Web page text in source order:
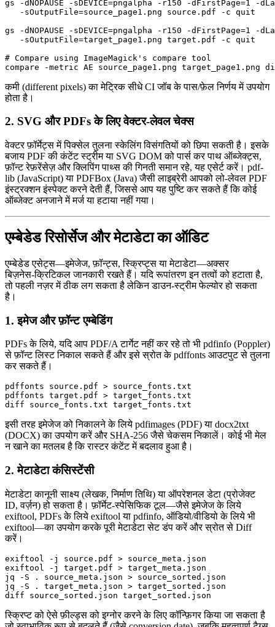
gs -dNOPAUSE -sDEVICE=pngalpha -r150 -dFirstPage=1 -
   -sOutputFile=source_page1.png source.pdf -c quit
gs -dNOPAUSE -sDEVICE=pngalpha -r150 -dFirstPage=1 -
   -sOutputFile=target_page1.png target.pdf -c quit
# Compare using ImageMagick's compare tool
कमी (different pixels) का मेट्रिक सीधे CI जॉब के पास/फ़ेल निर्णय में उपयोग
होता है।
2. SVG और PDFs के लिए वेक्टर‑लेवल चेक्स
वेक्टर फ़ॉर्मेट्स में पिक्सेल तुलना स्केलिंग विसंगतियों को छिपा सकती है। इसके
बजाय PDF की कंटेंट स्ट्रीम या SVG DOM को पार्स कर पाथ ऑब्जेक्ट्स,
फ़ॉन्ट रेफ़रेंसेज़ और क्लिपिंग पाथ्स की गिनती समान रहे, यह एसेर्ट करें। pdf-
lib (JavaScript) या PDFBox (Java) जैसी लाइब्रेरी आपको लो‑लेवल PDF
इंस्ट्रक्शन इंस्पेक्ट करने देती हैं, जिससे आप यह पुष्टि कर सकते हैं कि कोई
ऑब्जेक्ट अनजाने में मर्ज या हटाया नहीं गया।
एम्बेडेड रिसोर्सेज और मेटाडेटा का ऑडिट
एम्बेडेड एसेट्स—इमेजेज, फ़ॉन्ट्स, स्क्रिप्ट्स या मेटाडेटा—अक्सर
बिज़नेस‑क्रिटिकल जानकारी रखते हैं। यदि रूपांतरण इन तत्वों को हटाता है,
तो पहली नज़र में ठीक लग सकता है लेकिन डाउन‑स्ट्रीम फेल्योर हो सकता
है।
1. इमेज और फ़ॉन्ट एम्बेडिंग
PDFs के लिये, यदि आप PDF/A टार्गेट नहीं कर रहे तो भी pdfinfo (Poppler)
से फ़ॉन्ट लिस्ट निकाल सकते हैं और इसे स्रोत केpdffonts आउटपुट से तुलना
कर सकते हैं।
pdffonts source.pdf > source_fonts.txt
pdffonts target.pdf > target_fonts.txt
इसी तरह इमेजेज को निकालने के लिये pdfimages (PDF) या docx2txt
(DOCX) का उपयोग करें और SHA‑256 जैसे चेकसम निकालें। कोई भी मेल
न खाने का मतलब है कि रास्टर कंटेंट में बदलाव हुआ है।
2. मेटाडेटा कंसिस्टेंसी
मेटाडेटा कानूनी साक्ष्य (लेखक, निर्माण तिथि) या ऑपरेशनल डेटा (प्रोजेक्ट
ID, वर्ज़न) हो सकता है। फ़ॉर्मेट‑स्पेसिफिक टूल—जैसे इमेजेज के लिये
exiftool, PDFs के लिये exiftool या pdfinfo, ऑडियो/वीडियो के लिये भी
exiftool—का उपयोग करके पूरी मेटाडेटा सेट डंप करें और स्रोत से Diff
करें।
exiftool -j source.pdf > source_meta.json
exiftool -j target.pdf > target_meta.json
jq -S . source_meta.json > source_sorted.json
jq -S . target_meta.json > target_sorted.json
स्क्रिप्ट को ऐसे फ़ील्ड्स को इग्नोर करने के लिए कॉन्फ़िगर किया जा सकता है